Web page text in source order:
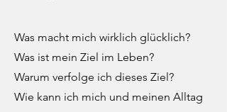
Was macht mich wirklich glücklich?
Was ist mein Ziel im Leben?
Warum verfolge ich dieses Ziel?
Wie kann ich mich und meinen Alltag